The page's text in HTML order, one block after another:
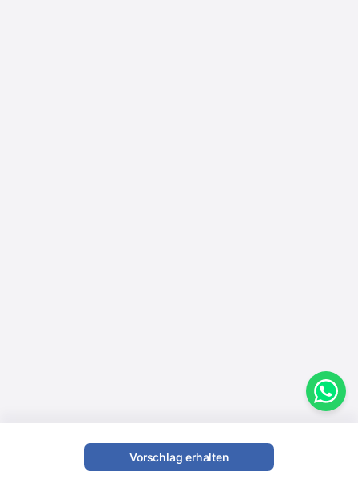
Vorschlag erhalten